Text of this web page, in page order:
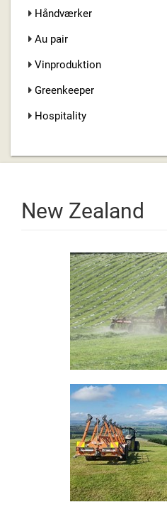
Håndværker
Au pair
Vinproduktion
Greenkeeper
Hospitality
New Zealand